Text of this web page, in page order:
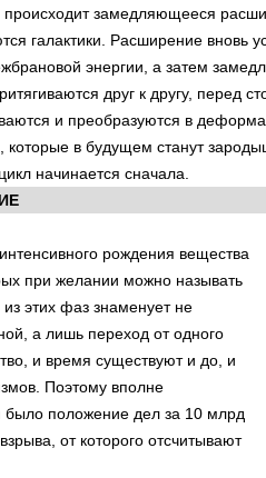
происходит замедляющееся
галактики. Расширение вновь
энергии, а затем
друг к другу, перед
и преобразуются в
которые в будущем станут
начинается сначала.
рождения вещества
при желании можно называть
этих фаз знаменует не
а лишь переход от одного
и время существуют и до, и
Поэтому вполне
было положение дел за 10 млрд
от которого отсчитывают